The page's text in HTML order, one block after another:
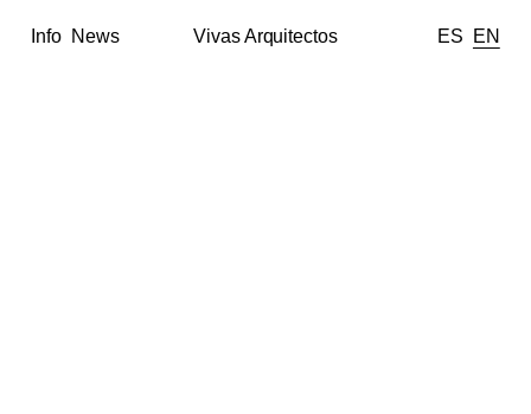
Vivas Arquitectos
Info News ES EN